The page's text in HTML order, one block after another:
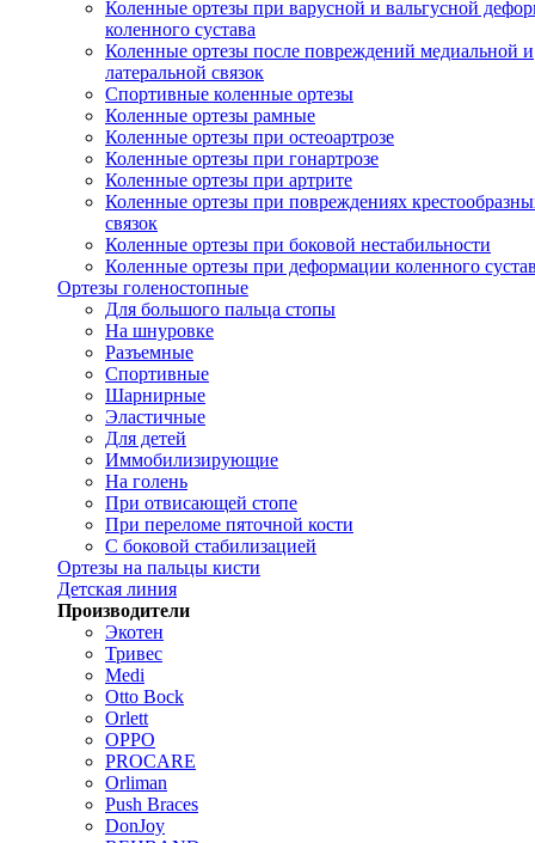
Коленные ортезы при варусной и вальгусной
коленного сустава
Коленные ортезы после повреждений медиальной и
латеральной связок
Спортивные коленные ортезы
Коленные ортезы рамные
Коленные ортезы при остеоартрозе
Коленные ортезы при гонартрозе
Коленные ортезы при артрите
Коленные ортезы при повреждениях
связок
Коленные ортезы при боковой нестабильности
Коленные ортезы при деформации коленного
Ортезы голеностопные
Для большого пальца стопы
На шнуровке
Разъемные
Спортивные
Шарнирные
Эластичные
Для детей
Иммобилизирующие
На голень
При отвисающей стопе
При переломе пяточной кости
С боковой стабилизацией
Ортезы на пальцы кисти
Детская линия
Производители
Экотен
Тривес
Medi
Otto Bock
Orlett
OPPO
PROCARE
Orliman
Push Braces
DonJoy